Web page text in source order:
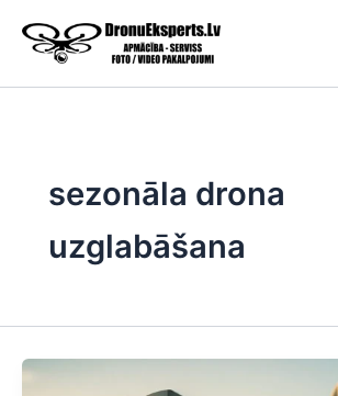
content
sezonāla drona
uzglabāšana